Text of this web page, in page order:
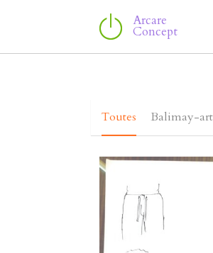
Arcare
Concept
Toutes Balimay-art